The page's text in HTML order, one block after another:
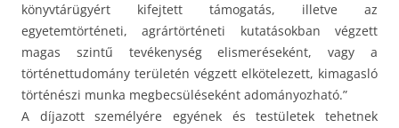
könyvtárügyért kifejtett támogatás, illetve az
egyetemtörténeti, agrártörténeti kutatásokban végzett
magas szintű tevékenység elismeréseként, vagy a
történettudomány területén végzett elkötelezett, kimagasló
történészi munka megbecsüléseként adományozható.”
A díjazott személyére egyének és testületek tehetnek